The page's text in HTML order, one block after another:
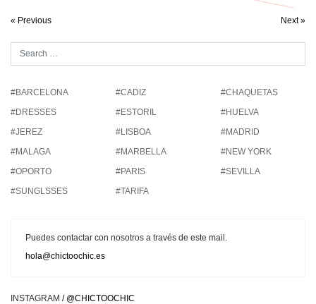
« Previous Next »
#BARCELONA #CADIZ
#CHAQUETAS
#DRESSES
#ESTORIL
#HUELVA
#JEREZ
#LISBOA
#MADRID
#MALAGA
#MARBELLA
#NEW YORK
#OPORTO
#PARIS
#SEVILLA
#SUNGLSSES
#TARIFA
Puedes contactar con nosotros a través de este mail.
hola@chictoochic.es
INSTAGRAM / @CHICTOOCHIC